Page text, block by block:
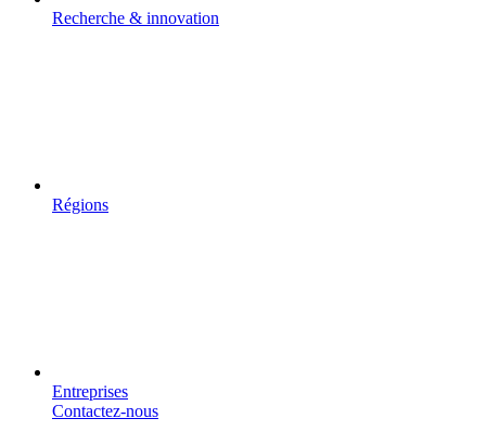
Recherche & innovation
Régions
Entreprises
Contactez-nous